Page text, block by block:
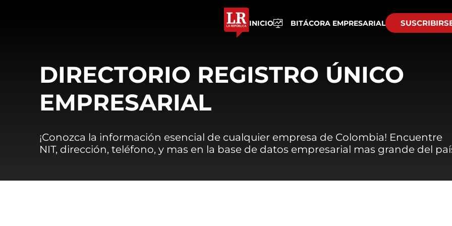
INICIO BITÁCORA EMPRESARIAL
DIRECTORIO REGISTRO ÚNICO
EMPRESARIAL
¡Conozca la información esencial de cualquier empresa de Colombia! Encuentre
NIT, dirección, teléfono, y mas en la base de datos empresarial mas grande del